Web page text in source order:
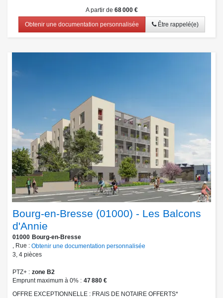
A partir de 68 000 €
Obtenir une documentation personnalisée Être rappelé(e)
Bourg-en-Bresse (01000) - Les Balcons
d'Annie
01000 Bourg-en-Bresse
, Rue : Obtenir une documentation personnalisée
3 4 pièces
PTZ+
zone B2
Emprunt maximum à 0%
47 880 €
OFFRE EXCEPTIONNELLE : FRAIS DE NOTAIRE OFFERTS*